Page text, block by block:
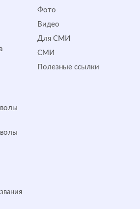
Фото
Видео
Для СМИ
СМИ
Полезные ссылки